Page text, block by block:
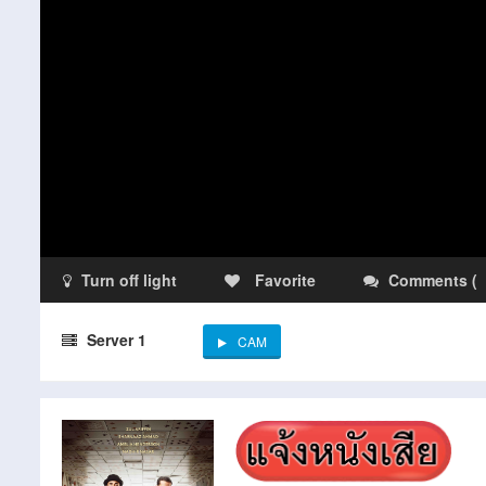
Turn off light Favorite Comments (
Server 1 CAM